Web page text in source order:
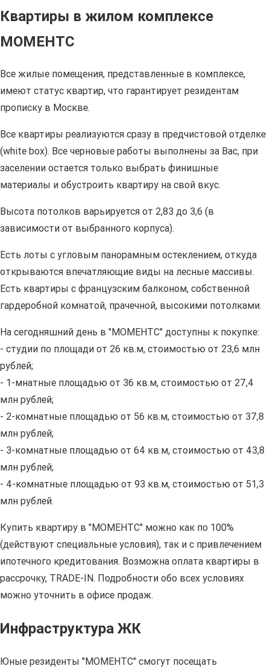
Квартиры в жилом комплексе
МОМЕНТС
Все жилые помещения, представленные в комплексе,
имеют статус квартир, что гарантирует резидентам
прописку в Москве.
Все квартиры реализуются сразу в предчистовой отделке
(white box). Все черновые работы выполнены за Вас, при
заселении остается только выбрать финишные
материалы и обустроить квартиру на свой вкус.
Высота потолков варьируется от 2,83 до 3,6 (в
зависимости от выбранного корпуса).
Есть лоты с угловым панорамным остеклением, откуда
открываются впечатляющие виды на лесные массивы.
Есть квартиры с французским балконом, собственной
гардеробной комнатой, прачечной, высокими потолками.
На сегодняшний день в "МОМЕНТС" доступны к покупке:
- студии по площади от 26 кв.м, стоимостью от 23,6 млн
рублей;
- 1-мнатные площадью от 36 кв.м, стоимостью от 27,4
млн рублей;
- 2-комнатные площадью от 56 кв.м, стоимостью от 37,8
млн рублей;
- 3-комнатные площадью от 64 кв.м, стоимостью от 43,8
млн рублей;
- 4-комнатные площадью от 93 кв.м, стоимостью от 51,3
млн рублей.
Купить квартиру в "МОМЕНТС" можно как по 100%
(действуют специальные условия), так и с привлечением
ипотечного кредитования. Возможна оплата квартиры в
рассрочку, TRADE-IN. Подробности обо всех условиях
можно уточнить в офисе продаж.
Инфраструктура ЖК
Юные резиденты "МОМЕНТС" смогут посещать